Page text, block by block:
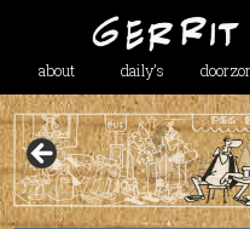
about daily’s